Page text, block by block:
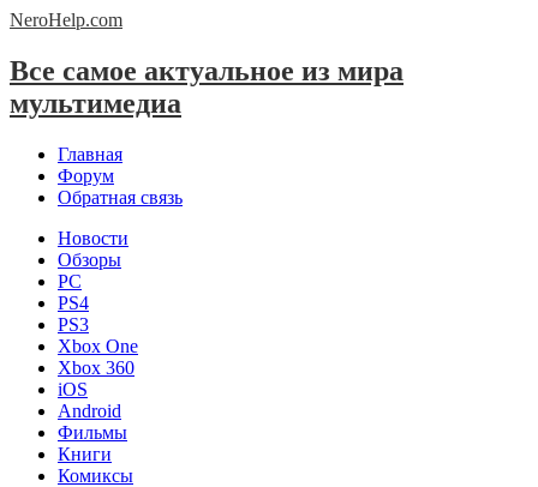
NeroHelp.com
Все самое актуальное из мира
мультимедиа
Главная
Форум
Обратная связь
Новости
Обзоры
PC
PS4
PS3
Xbox One
Xbox 360
iOS
Android
Фильмы
Книги
Комиксы